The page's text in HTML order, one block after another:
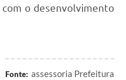
o desenvolvimento
Fonte: assessoria Prefeitura